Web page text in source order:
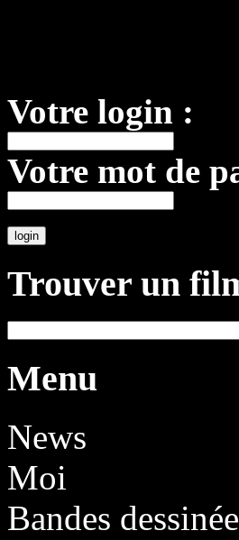
Votre login :
Votre mot de
Trouver un
Menu
News
Moi
Bandes